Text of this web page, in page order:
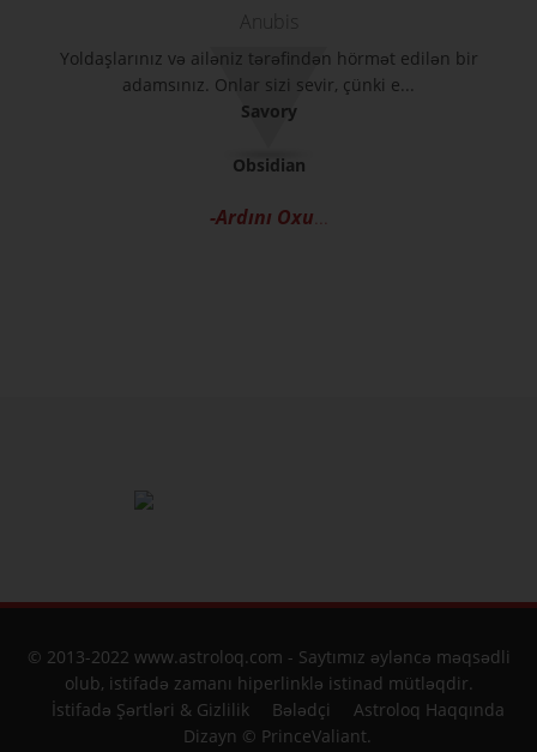
Anubis
Yoldaşlarınız və ailəniz tərəfindən hörmət edilən bir
adamsınız. Onlar sizi sevir, çünki e...
Savory
Obsidian
-Ardını Oxu...
© 2013-2022 www.astroloq.com - Saytımız əyləncə məqsədli
olub, istifadə zamanı hiperlinklə istinad mütləqdir.
İstifadə Şərtləri & Gizlilik
Bələdçi
Astroloq Haqqında
Dizayn © PrinceValiant.